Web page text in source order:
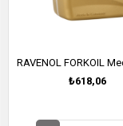
₺618,06